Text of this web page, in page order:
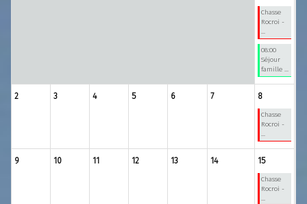
Chasse
Rocroi -
...
08:00
Séjour
famille ...
2 3 4 5 6 7 8
Chasse
Rocroi -
...
9 10 11 12 13 14 15
Chasse
Rocroi -
...